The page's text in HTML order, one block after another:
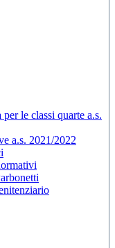
le classi quarte a.s.
a.s. 2021/2022